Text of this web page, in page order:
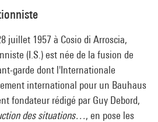
Le Populaire
: Nicolas Liucci-Goutnikov et
: Clément Chéroux, Julie Jones
La simultanéité des
et artistiques, ainsi que
de l’impérialisme raciste et
comme partie prenante du
et de la vie…) permettent une
en France et aux États-Unis.
juillet 1957 à Cosio di Arroscia,
(I.S.) est née de la fusion de
garde dont l'Internationale
international pour un Bauhaus
fondateur rédigé par Guy Debord,
des situations…, en pose les